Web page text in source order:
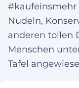
#kaufeinsmehr
Nudeln,
anderen tollen
Menschen
Tafel